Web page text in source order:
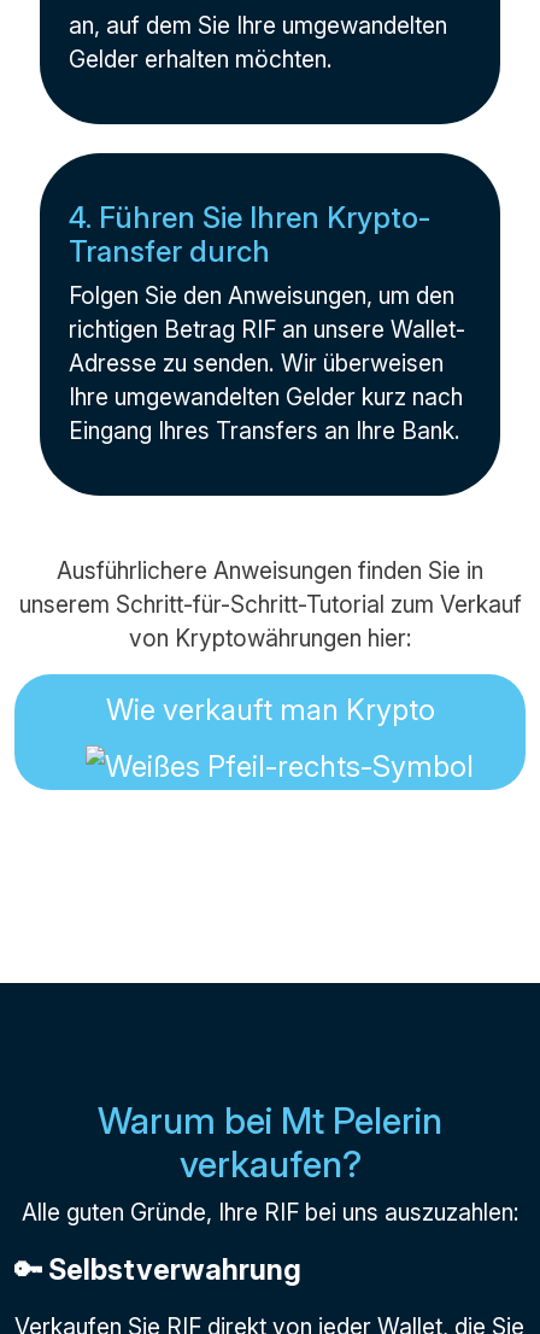
an, auf dem Sie Ihre umgewandelten
Gelder erhalten möchten.
4. Führen Sie Ihren Krypto-
Transfer durch
Folgen Sie den Anweisungen, um den
richtigen Betrag RIF an unsere Wallet-
Adresse zu senden. Wir überweisen
Ihre umgewandelten Gelder kurz nach
Eingang Ihres Transfers an Ihre Bank.
Ausführlichere Anweisungen finden Sie in
unserem Schritt-für-Schritt-Tutorial zum Verkauf
von Kryptowährungen hier:
Wie verkauft man Krypto
Warum bei Mt Pelerin
verkaufen?
Alle guten Gründe, Ihre RIF bei uns auszuzahlen:
🔑 Selbstverwahrung
Verkaufen Sie RIF direkt von jeder Wallet, die Sie